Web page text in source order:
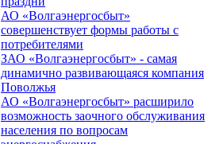
АО «Волгаэнергосбыт»
совершенствует формы работы с
потребителями
ЗАО «Волгаэнергосбыт» - самая
динамично развивающаяся компания
Поволжья
АО «Волгаэнергосбыт» расширило
возможность заочного обслуживания
населения по вопросам